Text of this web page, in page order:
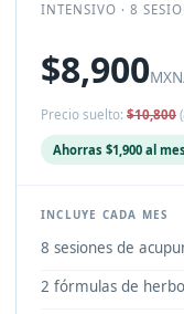
INTENSIVO · 8
$8,900MXN
Precio suelto: $10,800
Ahorras $1,900 al
INCLUYE CADA MES
8 sesiones de
2 fórmulas de